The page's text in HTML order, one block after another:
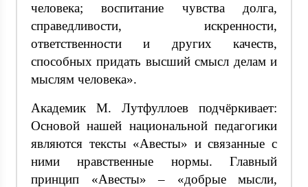
человека; воспитание чувства долга,
справедливости, искренности,
ответственности и других качеств,
способных придать высший смысл делам и
мыслям человека».
Академик М. Лутфуллоев подчёркивает:
Основой нашей национальной педагогики
являются тексты «Авесты» и связанные с
ними нравственные нормы. Главный
принцип «Авесты» – «добрые мысли,